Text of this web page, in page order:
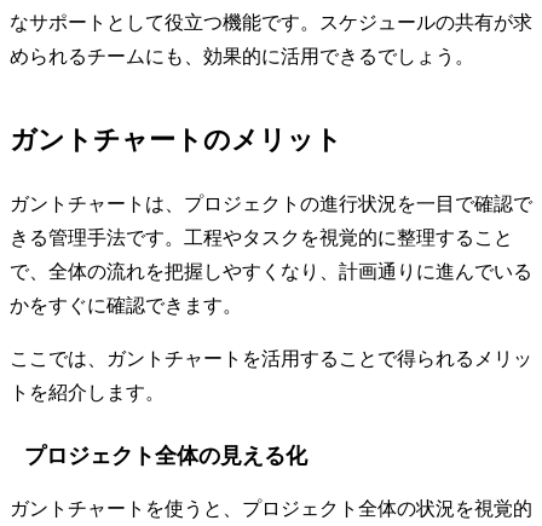
なサポートとして役立つ機能です。スケジュールの共有が求
められるチームにも、効果的に活用できるでしょう。
ガントチャートのメリット
ガントチャートは、プロジェクトの進行状況を一目で確認で
きる管理手法です。工程やタスクを視覚的に整理すること
で、全体の流れを把握しやすくなり、計画通りに進んでいる
かをすぐに確認できます。
ここでは、ガントチャートを活用することで得られるメリッ
トを紹介します。
プロジェクト全体の見える化
ガントチャートを使うと、プロジェクト全体の状況を視覚的